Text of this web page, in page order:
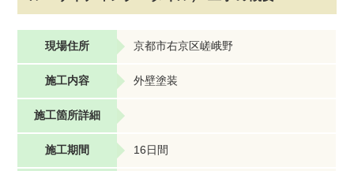
現場住所 京都市右京区嵯峨野
施工内容 外壁塗装
施工箇所詳細
施工期間 16日間